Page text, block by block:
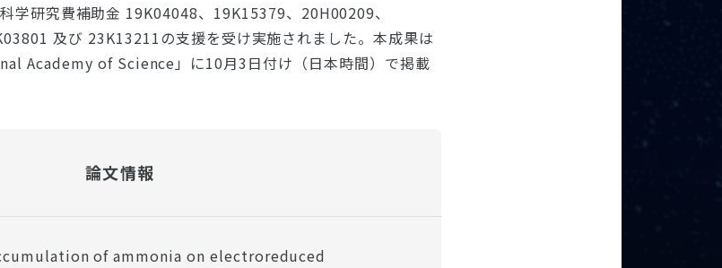
学研究費補助金 19K04048、19K15379、20H00209、
及び 23K13211の支援を受け実施されました。本成果は
Academy of Science」に10月3日付け（日本時間）で掲載
論文情報
of ammonia on electroreduced